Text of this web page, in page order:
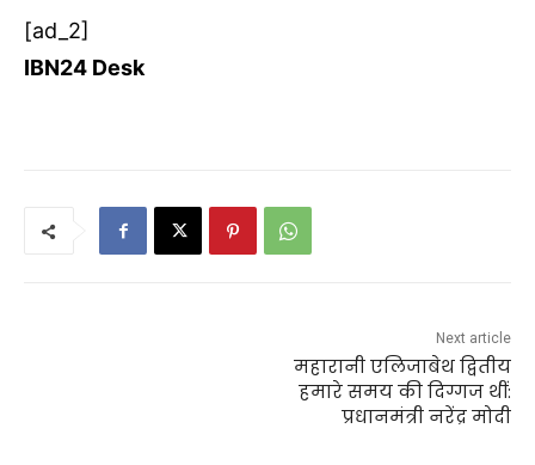
[ad_2]
IBN24 Desk
Next article
महारानी एलिजाबेथ द्वितीय
हमारे समय की दिग्गज थीं:
प्रधानमंत्री नरेंद्र मोदी